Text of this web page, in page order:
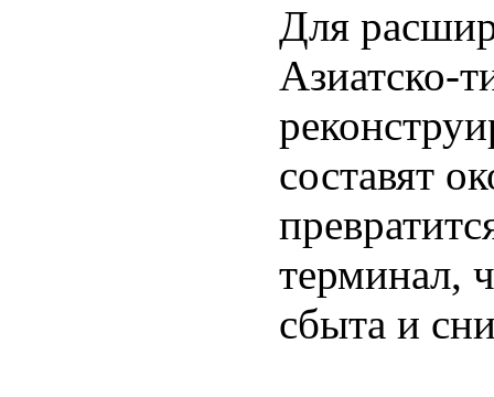
Для
Азиатско-
составят
терминал,
сбыта и